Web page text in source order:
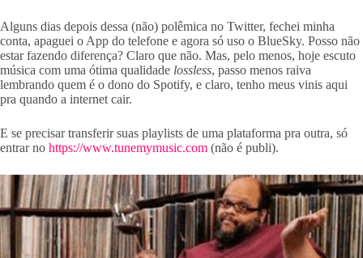
Alguns dias depois dessa (não) polêmica no Twitter, fechei minha
conta, apaguei o App do telefone e agora só uso o BlueSky. Posso não
estar fazendo diferença? Claro que não. Mas, pelo menos, hoje escuto
música com uma ótima qualidade lossless, passo menos raiva
lembrando quem é o dono do Spotify, e claro, tenho meus vinis aqui
pra quando a internet cair.
E se precisar transferir suas playlists de uma plataforma pra outra, só
entrar no https://www.tunemymusic.com (não é publi).